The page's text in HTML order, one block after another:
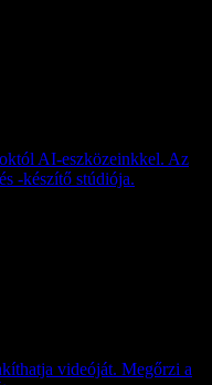
AI-eszközeinkkel. Az
-készítő stúdiója.
videóját. Megőrzi a